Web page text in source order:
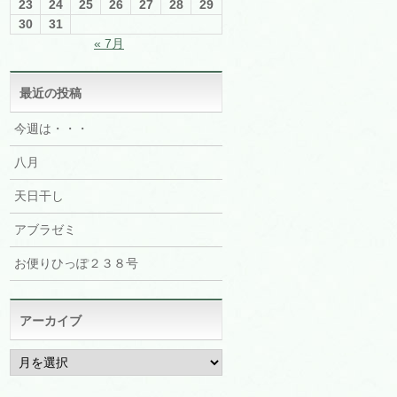
23 24 25 26 27 28
29
30
31
« 7月
最近の投稿
今週は・・・
八月
天日干し
アブラゼミ
お便りひっぽ２３８号
アーカイブ
ア
ー